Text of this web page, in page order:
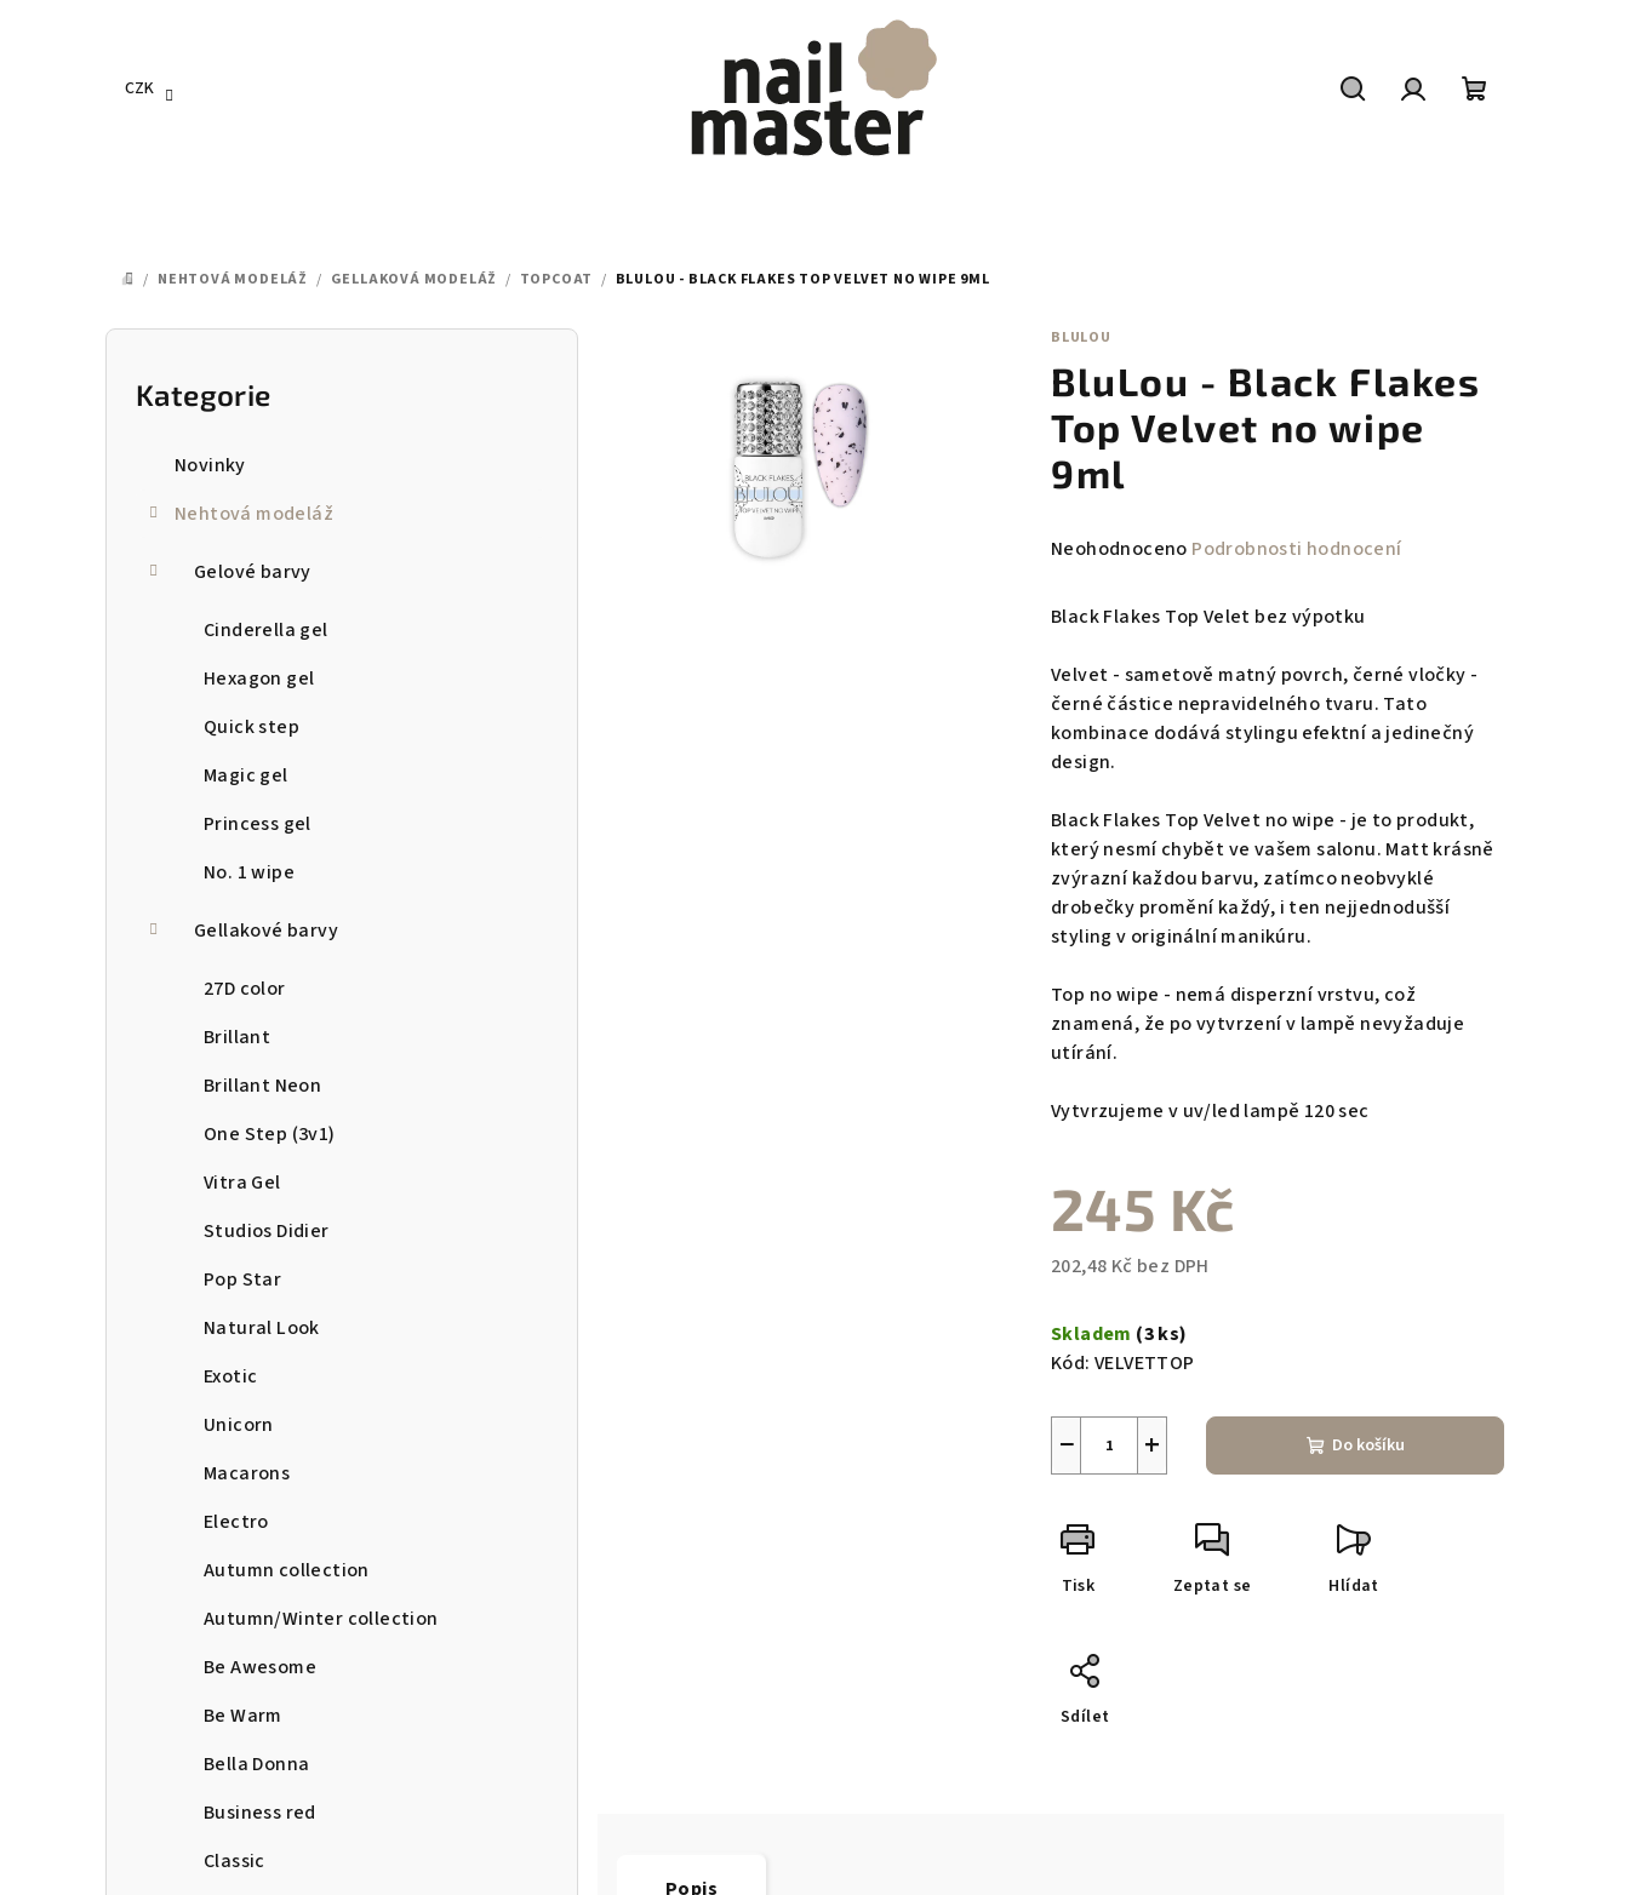
CZK
DOMŮ
/ NEHTOVÁ MODELÁŽ / GELLAKOVÁ MODELÁŽ / TOPCOAT / BLULOU - BLACK FLAKES TOP VELVET NO WIPE 9ML
P
Přeskočit
kategorie
Kategorie
Novinky
Nehtová modeláž
Gelové barvy
Cinderella gel
Hexagon gel
Quick step
Magic gel
Princess gel
No. 1 wipe
Gellakové barvy
27D color
Brillant
Brillant Neon
One Step (3v1)
Vitra Gel
Studios Didier
Pop Star
Natural Look
Exotic
Unicorn
Macarons
Electro
Autumn collection
Autumn/Winter collection
Be Awesome
Be Warm
Bella Donna
Business red
Classic
BLULOU
BluLou - Black Flakes
Top Velvet no wipe
9ml
Průměrné
produktu
0,0
z
5
hvězdiček.
Neohodnoceno Podrobnosti hodnocení
Black Flakes Top Velet bez výpotku
Velvet - sametově matný povrch, černé vločky -
černé částice nepravidelného tvaru. Tato
kombinace dodává stylingu efektní a jedinečný
design.
Black Flakes Top Velvet no wipe - je to produkt,
který nesmí chybět ve vašem salonu. Matt krásně
zvýrazní každou barvu, zatímco neobvyklé
drobečky promění každý, i ten nejjednodušší
styling v originální manikúru.
Top no wipe - nemá disperzní vrstvu, což
znamená, že po vytvrzení v lampě nevyžaduje
utírání.
Vytvrzujeme v uv/led lampě 120 sec
245 Kč
202,48 Kč bez DPH
cena:
Skladem (3 ks)
Kód: VELVETTOP
+
− Do košíku
Tisk Zeptat se Hlídat
Sdílet
Popis